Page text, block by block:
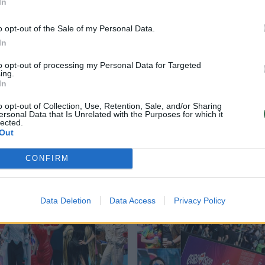
opt-out of the Sale of my Personal Data.
opt-out of processing my Personal Data for Targeted
opt-out of Collection, Use, Retention, Sale, and/or Sharing
Data that Is Unrelated with the Purposes for which it
CONFIRM
Data Deletion Data Access Privacy Policy
kiekio pokalbių su žiniasklaida kiek pavargo
gerai, rytoj užduotis susitvarkyti garsą
– sakė jis.